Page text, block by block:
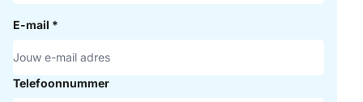
E-mail *
Telefoonnummer